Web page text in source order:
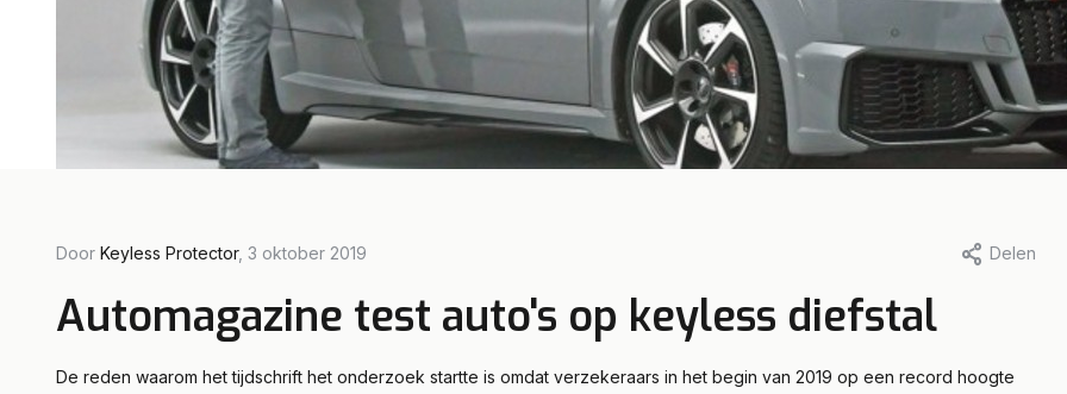
Door Keyless Protector, 3 oktober 2019 Delen
Automagazine test auto's op keyless diefstal
De reden waarom het tijdschrift het onderzoek startte is omdat verzekeraars in het begin van 2019 op een record hoogte
Autosleutel Tesla
Model X gehackt
Lees meer
Door Fleetaccess, 3 oktober
Verdachte van
keyless entry
veroordeeld tot